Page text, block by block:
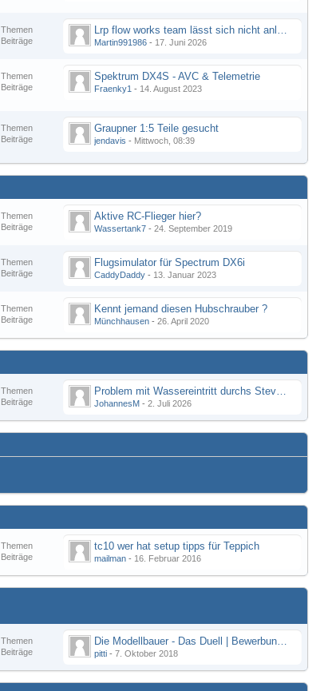
Themen
Beiträge
Lrp flow works team lässt sich nicht anlernen
Martin991986 - 17. Juni 2026
Themen
Beiträge
Spektrum DX4S - AVC & Telemetrie
Fraenky1 - 14. August 2023
Themen
Beiträge
Graupner 1:5 Teile gesucht
jendavis - Mittwoch, 08:39
Themen
Beiträge
Aktive RC-Flieger hier?
Wassertank7 - 24. September 2019
Themen
Beiträge
Flugsimulator für Spectrum DX6i
CaddyDaddy - 13. Januar 2023
Themen
Beiträge
Kennt jemand diesen Hubschrauber ?
Münchhausen - 26. April 2020
Themen
Beiträge
Problem mit Wassereintritt durchs Stevenrohr beim Rennboot
JohannesM - 2. Juli 2026
Themen
Beiträge
tc10 wer hat setup tipps für Teppich
mailman - 16. Februar 2016
Themen
Beiträge
Die Modellbauer - Das Duell | Bewerbung für neue Staffel bei DMAX *Werbung*
pitti - 7. Oktober 2018